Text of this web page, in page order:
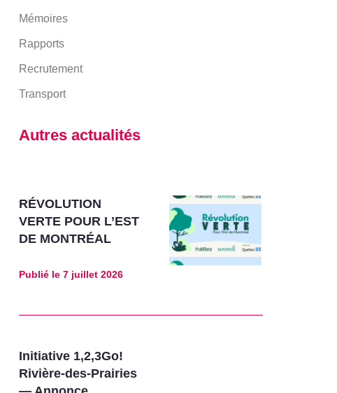
Mémoires
Rapports
Recrutement
Transport
Autres actualités
RÉVOLUTION
VERTE POUR L’EST
DE MONTRÉAL
Publié le7 juillet 2026
Initiative 1,2,3Go!
Rivière-des-Prairies